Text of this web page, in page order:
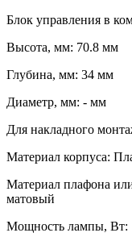
Блок управления в
Высота, мм: 70.8 мм
Глубина, мм: 34 мм
Диаметр, мм: - мм
Для накладного
Материал корпуса:
Материал плафона
матовый
Мощность лампы, Вт: